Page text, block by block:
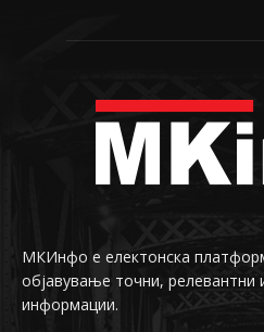
МКИнфо е електонска
објавување точни, релевантни
информации.